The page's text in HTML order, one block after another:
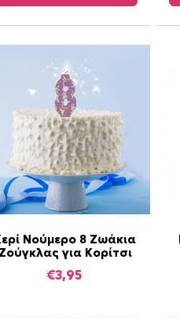
Νούμερο 8 Ζωάκια
Ζούγκλας για Κορίτσι
€3,95